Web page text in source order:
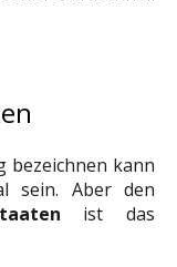
bezeichnen kann
sein. Aber den
ist das